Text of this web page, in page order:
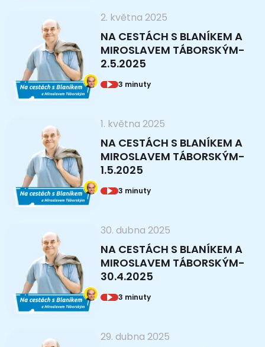
2. května 2025
NA CESTÁCH S BLANÍKEM A
MIROSLAVEM TÁBORSKÝM-
2.5.2025
3 minuty
1. května 2025
NA CESTÁCH S BLANÍKEM A
MIROSLAVEM TÁBORSKÝM-
1.5.2025
3 minuty
30. dubna 2025
NA CESTÁCH S BLANÍKEM A
MIROSLAVEM TÁBORSKÝM-
30.4.2025
3 minuty
29. dubna 2025